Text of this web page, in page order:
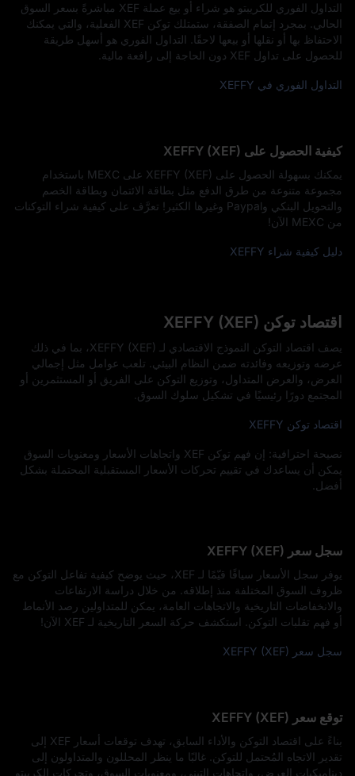
التداول الفوري للكريبتو هو شراء أو بيع عملة XEF مباشرةً بسعر السوق
الحالي. بمجرد إتمام الصفقة، ستمتلك توكن XEF الفعلية، والتي يمكنك
الاحتفاظ بها أو نقلها أو بيعها لاحقًا. التداول الفوري هو أسهل طريقة
للحصول على تداول XEF دون الحاجة إلى رافعة مالية.
التداول الفوري في XEFFY
كيفية الحصول على XEFFY (XEF)
يمكنك بسهولة الحصول على XEFFY (XEF) على MEXC باستخدام
مجموعة متنوعة من طرق الدفع مثل بطاقة الائتمان وبطاقة الخصم
والتحويل البنكي وPaypal وغيرها الكثير! تعرَّف على كيفية شراء التوكنات
من MEXC الآن!
دليل كيفية شراء XEFFY
اقتصاد توكن XEFFY (XEF)
يصف اقتصاد التوكن النموذج الاقتصادي لـ XEFFY (XEF)، بما في ذلك
عرضه وتوزيعه وفائدته ضمن النظام البيئي. تلعب عوامل مثل إجمالي
العرض، والعرض المتداول، وتوزيع التوكن على الفريق أو المستثمرين أو
المجتمع دورًا رئيسيًا في تشكيل سلوك السوق.
اقتصاد توكن XEFFY
نصيحة احترافية: إن فهم توكن XEF واتجاهات الأسعار ومعنويات السوق
يمكن أن يساعدك في تقييم تحركات الأسعار المستقبلية المحتملة بشكل
أفضل.
سجل سعر XEFFY (XEF)
يوفر سجل الأسعار سياقًا قيّمًا لـ XEF، حيث يوضح كيفية تفاعل التوكن مع
ظروف السوق المختلفة منذ إطلاقه. من خلال دراسة الارتفاعات
والانخفاضات التاريخية والاتجاهات العامة، يمكن للمتداولين رصد الأنماط
أو فهم تقلبات التوكن. استكشف حركة السعر التاريخية لـ XEF الآن!
سجل سعر XEFFY (XEF)
توقع سعر XEFFY (XEF)
بناءً على اقتصاد التوكن والأداء السابق، تهدف توقعات أسعار XEF إلى
تقدير الاتجاه المُحتمل للتوكن. غالبًا ما ينظر المحللون والمتداولون إلى
ديناميكيات العرض، واتجاهات التبني، ومعنويات السوق، وتحركات الكريبتو